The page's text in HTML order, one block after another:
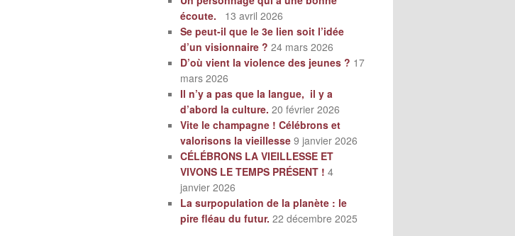
écoute.
13 avril 2026
Se peut-il que le 3e lien soit l’idée
d’un visionnaire ? 24 mars 2026
D’où vient la violence des jeunes ? 17
mars 2026
Il n’y a pas que la langue, il y a
d’abord la culture. 20 février 2026
Vite le champagne ! Célébrons et
valorisons la vieillesse 9 janvier 2026
CÉLÉBRONS LA VIEILLESSE ET
VIVONS LE TEMPS PRÉSENT ! 4
janvier 2026
La surpopulation de la planète : le
pire fléau du futur. 22 décembre 2025